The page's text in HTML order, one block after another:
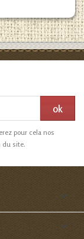
pour cela nos
du site.

